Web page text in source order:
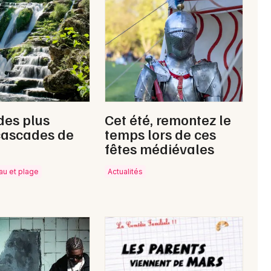
Newsletter des sorties
Artistes en tournée
Actus à Gray
Magazine à Gray
plus
de
et plage
Cet été, remontez le
temps lors de ces
fêtes médiévales
Actualités